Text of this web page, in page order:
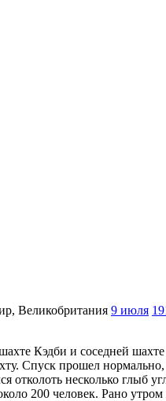
Великобритания 9 июля
Кэдби и соседней
Спуск прошел
отколоть несколько глыб
200 человек. Рано